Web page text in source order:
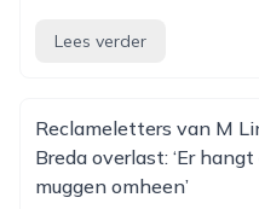
Lees verder
Reclameletters van M
Breda overlast: ‘Er
muggen omheen’